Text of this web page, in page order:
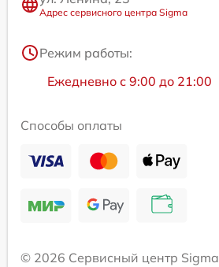
Адрес сервисного центра Sigma
Режим работы:
Ежедневно с 9:00 до 21:00
Способы оплаты
© 2026 Сервисный центр Sigma